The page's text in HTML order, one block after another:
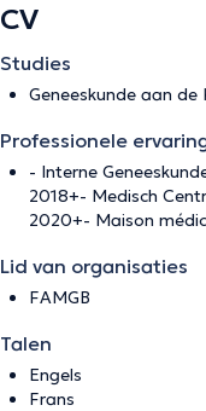
CV
Studies
Geneeskunde aan de
Professionele
- Interne
2018+- Medisch
2020+- Maison
Lid van organisaties
FAMGB
Talen
Engels
Frans